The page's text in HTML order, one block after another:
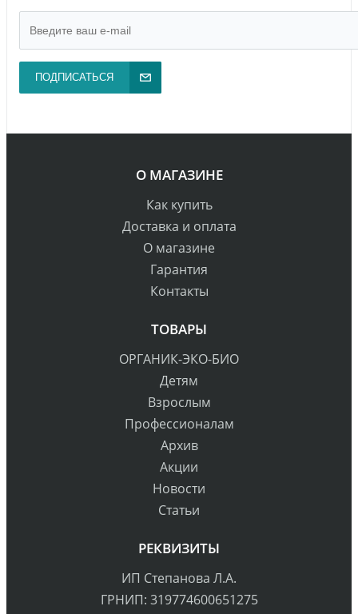
ПОДПИСАТЬСЯ
О МАГАЗИНЕ
Как купить
Доставка и оплата
О магазине
Гарантия
Контакты
ТОВАРЫ
ОРГАНИК-ЭКО-БИО
Детям
Взрослым
Профессионалам
Архив
Акции
Новости
Статьи
РЕКВИЗИТЫ
ИП Степанова Л.А.
ГРНИП: 319774600651275